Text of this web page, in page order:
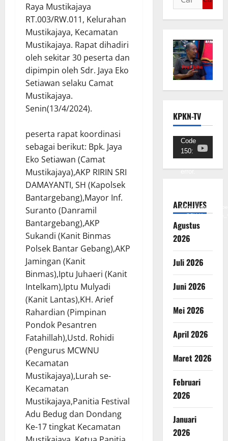
Raya Mustikajaya
RT.003/RW.011, Kelurahan
Mustikajaya, Kecamatan
Mustikajaya. Rapat dihadiri
oleh sekitar 30 peserta dan
dipimpin oleh Sdr. Jaya Eko
Setiawan selaku Camat
Mustikajaya.
Senin(13/4/2024).
peserta rapat koordinasi
sebagai berikut: Bpk. Jaya
Eko Setiawan (Camat
Mustikajaya),AKP RIRIN SRI
DAMAYANTI, SH (Kapolsek
Bantargebang),Mayor Inf.
Suranto (Danramil
Bantargebang),AKP
Sukandi (Kanit Binmas
Polsek Bantar Gebang),AKP
Jamingan (Kanit
Binmas),Iptu Juhaeri (Kanit
Intelkam),Iptu Mulyadi
(Kanit Lantas),KH. Arief
Rahardian (Pimpinan
Pondok Pesantren
Fatahillah),Ustd. Rohidi
(Pengurus MCWNU
Kecamatan
Mustikajaya),Lurah se-
Kecamatan
Mustikajaya,Panitia Festival
Adu Bedug dan Dondang
Ke-17 tingkat Kecamatan
KPKN-TV
Pemutar
Video
Code
150:
error.
https://
ARCHIVES
Agustus
2026
Juli 2026
Juni 2026
Mei 2026
April 2026
Maret 2026
Februari
2026
Januari
2026